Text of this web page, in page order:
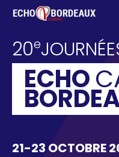
Skip to main content
20e
Journées
Cardio
Bordeaux
20e
ECHO
21-23 OCTOBRE
Cookies management panel